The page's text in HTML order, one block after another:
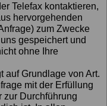
Telefax kontaktieren,
hervorgehenden
zum Zwecke
gespeichert und
ohne Ihre
auf Grundlage von Art.
mit der Erfüllung
zur Durchführung